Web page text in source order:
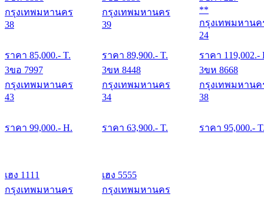
กรุงเทพมหานคร
38
ราคา 85,000.- T.
กรุงเทพมหานคร
39
ราคา 89,900.- T.
**
กรุงเทพมหานค
24
ราคา 119,002.-
3ขอ 7997
กรุงเทพมหานคร
43
ราคา 99,000.- H.
3ขห 8448
กรุงเทพมหานคร
34
ราคา 63,900.- T.
3ขห 8668
กรุงเทพมหานค
38
ราคา 95,000.-
เฮง 1111
กรุงเทพมหานคร
เฮง 5555
กรุงเทพมหานคร